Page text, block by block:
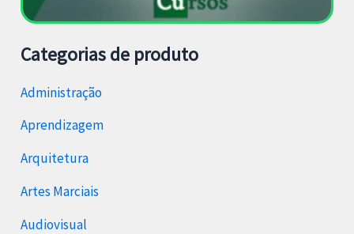
Categorias de produto
Administração
Aprendizagem
Arquitetura
Artes Marciais
Audiovisual